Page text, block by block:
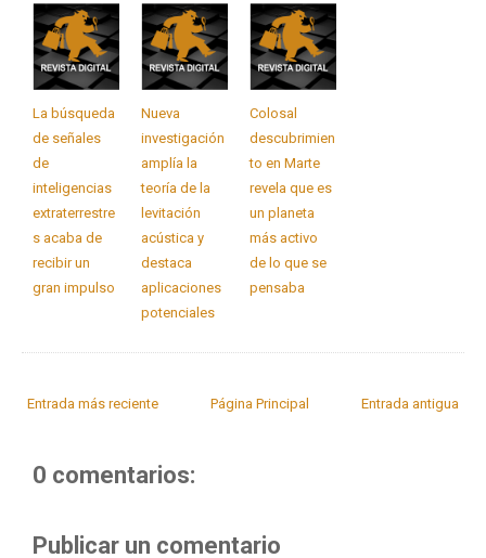
La búsqueda
de señales
de
inteligencias
extraterrestre
s acaba de
recibir un
gran impulso
Nueva
investigación
amplía la
teoría de la
levitación
acústica y
destaca
aplicaciones
potenciales
Colosal
descubrimien
to en Marte
revela que es
un planeta
más activo
de lo que se
pensaba
Entrada más reciente Entrada antigua
Página Principal
0 comentarios:
Publicar un comentario